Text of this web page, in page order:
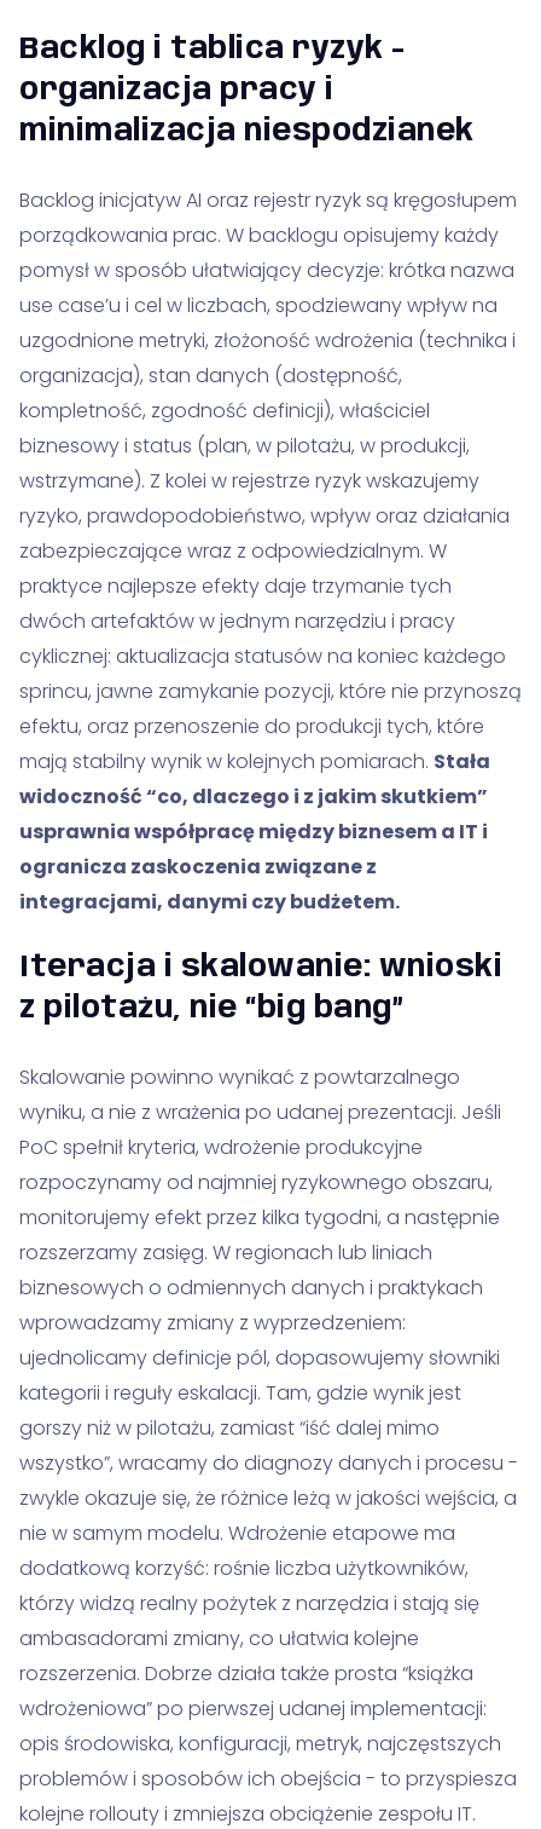
Backlog i tablica ryzyk -
organizacja pracy i
minimalizacja niespodzianek
Backlog inicjatyw AI oraz rejestr ryzyk są kręgosłupem
porządkowania prac. W backlogu opisujemy każdy
pomysł w sposób ułatwiający decyzje: krótka nazwa
use case’u i cel w liczbach, spodziewany wpływ na
uzgodnione metryki, złożoność wdrożenia (technika i
organizacja), stan danych (dostępność,
kompletność, zgodność definicji), właściciel
biznesowy i status (plan, w pilotażu, w produkcji,
wstrzymane). Z kolei w rejestrze ryzyk wskazujemy
ryzyko, prawdopodobieństwo, wpływ oraz działania
zabezpieczające wraz z odpowiedzialnym. W
praktyce najlepsze efekty daje trzymanie tych
dwóch artefaktów w jednym narzędziu i pracy
cyklicznej: aktualizacja statusów na koniec każdego
sprincu, jawne zamykanie pozycji, które nie przynoszą
efektu, oraz przenoszenie do produkcji tych, które
mają stabilny wynik w kolejnych pomiarach. Stała
widoczność “co, dlaczego i z jakim skutkiem”
usprawnia współpracę między biznesem a IT i
ogranicza zaskoczenia związane z
integracjami, danymi czy budżetem.
Iteracja i skalowanie: wnioski
z pilotażu, nie “big bang”
Skalowanie powinno wynikać z powtarzalnego
wyniku, a nie z wrażenia po udanej prezentacji. Jeśli
PoC spełnił kryteria, wdrożenie produkcyjne
rozpoczynamy od najmniej ryzykownego obszaru,
monitorujemy efekt przez kilka tygodni, a następnie
rozszerzamy zasięg. W regionach lub liniach
biznesowych o odmiennych danych i praktykach
wprowadzamy zmiany z wyprzedzeniem:
ujednolicamy definicje pól, dopasowujemy słowniki
kategorii i reguły eskalacji. Tam, gdzie wynik jest
gorszy niż w pilotażu, zamiast “iść dalej mimo
wszystko”, wracamy do diagnozy danych i procesu -
zwykle okazuje się, że różnice leżą w jakości wejścia, a
nie w samym modelu. Wdrożenie etapowe ma
dodatkową korzyść: rośnie liczba użytkowników,
którzy widzą realny pożytek z narzędzia i stają się
ambasadorami zmiany, co ułatwia kolejne
rozszerzenia. Dobrze działa także prosta “książka
wdrożeniowa” po pierwszej udanej implementacji:
opis środowiska, konfiguracji, metryk, najczęstszych
problemów i sposobów ich obejścia - to przyspiesza
kolejne rollouty i zmniejsza obciążenie zespołu IT.